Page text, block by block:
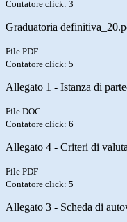
Contatore click: 3
Graduatoria
File PDF
Contatore click: 5
Allegato 1 - Istanza di
File DOC
Contatore click: 6
Allegato 4 - Criteri di
File PDF
Contatore click: 5
Allegato 3 - Scheda di